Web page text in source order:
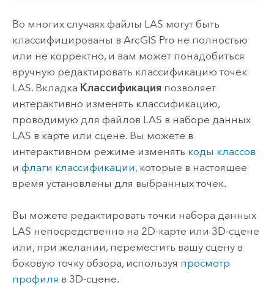
Во многих случаях файлы LAS могут быть
классифицированы в ArcGIS Proне полностью
или не корректно, и вам может понадобиться
вручную редактировать классификацию точек
LAS. Вкладка Классификация позволяет
интерактивно изменять классификацию,
проводимую для файлов LAS в наборе данных
LAS в карте или сцене. Вы можете в
интерактивном режиме изменять коды классов
и флаги классификации, которые в настоящее
время установлены для выбранных точек.
Вы можете редактировать точки набора данных
LAS непосредственно на 2D-карте или 3D-сцене
или, при желании, переместить вашу сцену в
боковую точку обзора, используя просмотр
профиля в 3D-сцене.